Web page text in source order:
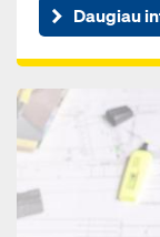
zur Daugiau